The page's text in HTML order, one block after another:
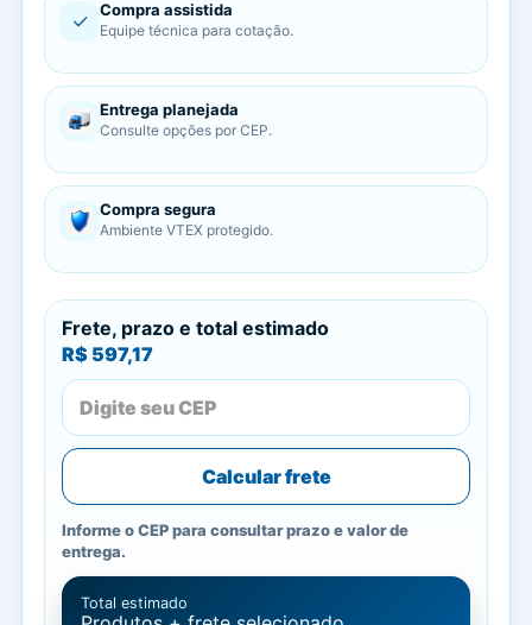
✓ Compra assistida
Equipe técnica para cotação.
Entrega planejada
Consulte opções por CEP.
Compra segura
Ambiente VTEX protegido.
Frete, prazo e total estimado
R$ 597,17
Calcular frete
Informe o CEP para consultar prazo e valor de
entrega.
Total estimado